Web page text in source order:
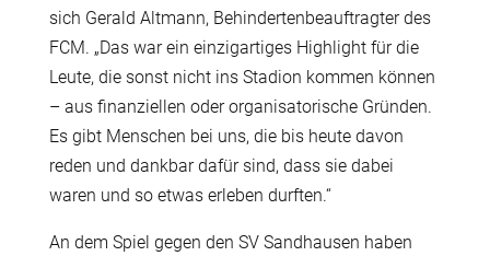
sich Gerald Altmann, Behindertenbeauftragter des
FCM. „Das war ein einzigartiges Highlight für die
Leute, die sonst nicht ins Stadion kommen können
– aus finanziellen oder organisatorische Gründen.
Es gibt Menschen bei uns, die bis heute davon
reden und dankbar dafür sind, dass sie dabei
waren und so etwas erleben durften.“
An dem Spiel gegen den SV Sandhausen haben